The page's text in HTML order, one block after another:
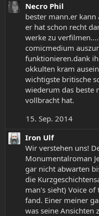
o
Necro Phil
bester mann.er kann
er hat schon recht
werke zu
comicmedium
funktionieren.dank
okkulten kram
wichtigste britische
wiederum das beste
vollbracht hat.
15. Sep. 2014
Iron Ulf
Wir verstehen uns!
Monumentalroman
gar nicht abwarten
die
man's sieht) Voice of
fand. Einer meiner
was seine Ansichten